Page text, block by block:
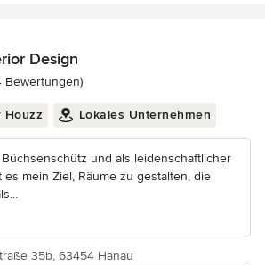
Design
5 von 5 Sternen
Bewertungen)
Houzz Lokales Unternehmen
und als leidenschaftlicher
mein Ziel, Räume zu gestalten, die
35b, 63454 Hanau